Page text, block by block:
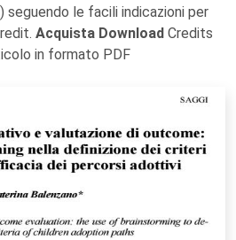
le facili indicazioni per
Acquista Download Credits
in formato PDF